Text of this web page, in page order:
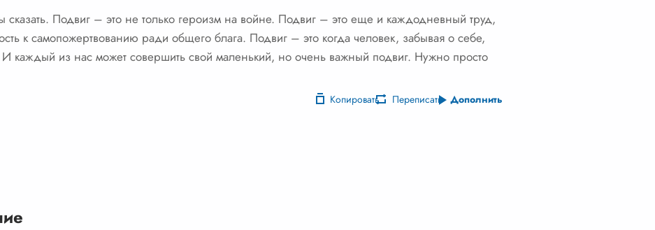
сказать. Подвиг – это не только героизм на войне. Подвиг – это еще и каждодневный труд,
к самопожертвованию ради общего блага. Подвиг – это когда человек, забывая о себе,
каждый из нас может совершить свой маленький, но очень важный подвиг. Нужно просто
Копировать Переписать Дополнить